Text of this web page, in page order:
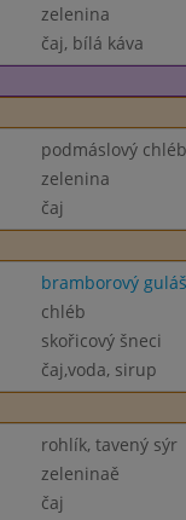
zelenina
čaj, bílá káva
podmáslový
zelenina
čaj
bramborový
chléb
skořicový šneci
čaj,voda, sirup
rohlík, tavený sýr
zeleninaě
čaj